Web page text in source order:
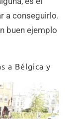
a conseguirlo.
buen ejemplo
a Bélgica y